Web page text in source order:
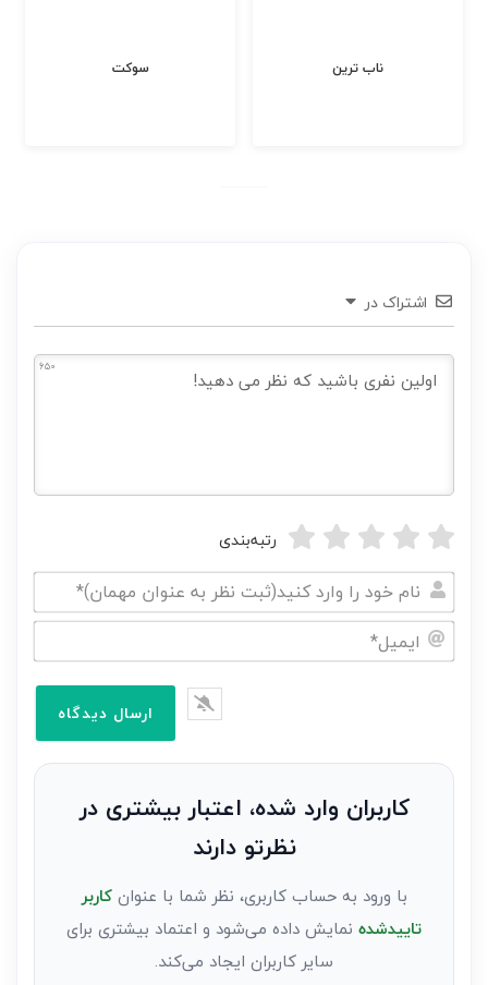
سوکت ناب ترین
اشتراک در
650
رتبه‌بندی
نام
خود
نظر
کاربران وارد شده، اعتبار بیشتری در
نظرتو دارند
با ورود به حساب کاربری، نظر شما با عنوانکاربر
تاییدشده نمایش داده می‌شود و اعتماد بیشتری برای
سایر کاربران ایجاد می‌کند.